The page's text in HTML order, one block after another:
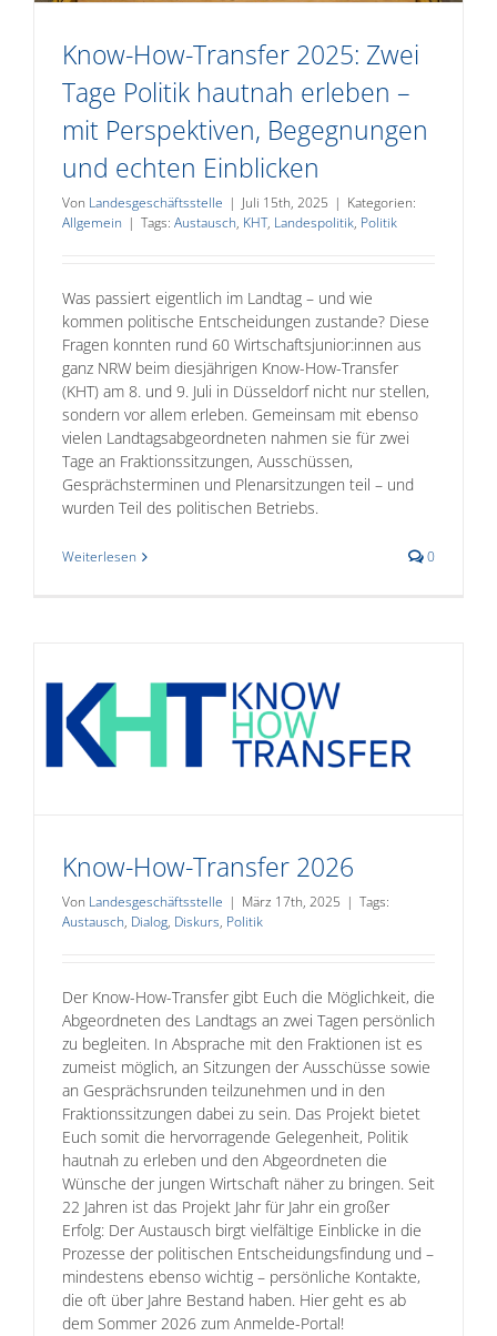
Know-How-Transfer 2025: Zwei
Tage Politik hautnah erleben –
mit Perspektiven, Begegnungen
und echten Einblicken
Von Landesgeschäftsstelle | Juli 15th, 2025 | Kategorien:
Allgemein | Tags: Austausch, KHT, Landespolitik, Politik
Was passiert eigentlich im Landtag – und wie
kommen politische Entscheidungen zustande? Diese
Fragen konnten rund 60 Wirtschaftsjunior:innen aus
ganz NRW beim diesjährigen Know-How-Transfer
(KHT) am 8. und 9. Juli in Düsseldorf nicht nur stellen,
sondern vor allem erleben. Gemeinsam mit ebenso
vielen Landtagsabgeordneten nahmen sie für zwei
Tage an Fraktionssitzungen, Ausschüssen,
Gesprächsterminen und Plenarsitzungen teil – und
wurden Teil des politischen Betriebs.
Weiterlesen 0
Know-How-Transfer 2026
Von Landesgeschäftsstelle | März 17th, 2025 | Tags:
Austausch, Dialog, Diskurs, Politik
Der Know-How-Transfer gibt Euch die Möglichkeit, die
Abgeordneten des Landtags an zwei Tagen persönlich
zu begleiten. In Absprache mit den Fraktionen ist es
zumeist möglich, an Sitzungen der Ausschüsse sowie
an Gesprächsrunden teilzunehmen und in den
Fraktionssitzungen dabei zu sein. Das Projekt bietet
Euch somit die hervorragende Gelegenheit, Politik
hautnah zu erleben und den Abgeordneten die
Wünsche der jungen Wirtschaft näher zu bringen. Seit
22 Jahren ist das Projekt Jahr für Jahr ein großer
Erfolg: Der Austausch birgt vielfältige Einblicke in die
Prozesse der politischen Entscheidungsfindung und –
mindestens ebenso wichtig – persönliche Kontakte,
die oft über Jahre Bestand haben. Hier geht es ab
dem Sommer 2026 zum Anmelde-Portal!